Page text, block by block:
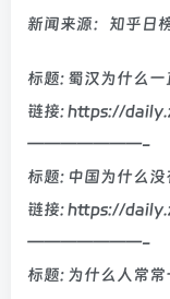
新闻来源：知乎日
标题: 蜀汉为什么一
链接: https://
———————-
标题: 中国为什么没
链接: https://
———————-
标题: 为什么人常